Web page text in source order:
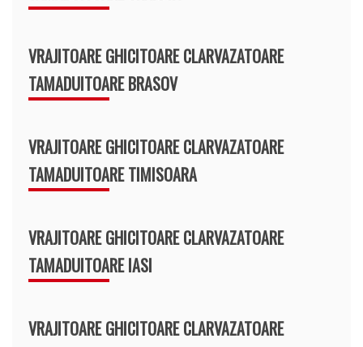
VRAJITOARE GHICITOARE CLARVAZATOARE
TAMADUITOARE BRASOV
VRAJITOARE GHICITOARE CLARVAZATOARE
TAMADUITOARE TIMISOARA
VRAJITOARE GHICITOARE CLARVAZATOARE
TAMADUITOARE IASI
VRAJITOARE GHICITOARE CLARVAZATOARE